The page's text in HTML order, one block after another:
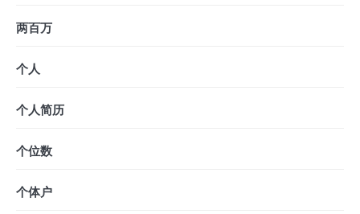
两百万
个人
个人简历
个位数
个体户